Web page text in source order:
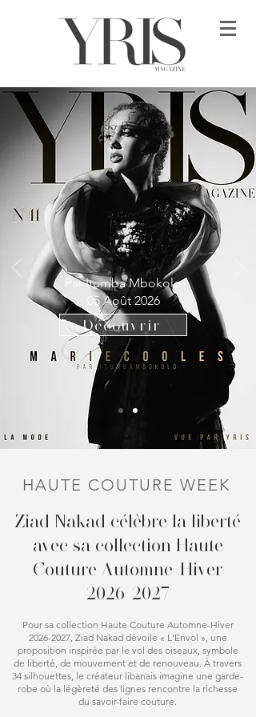
Par Itumba Mbokolo
05 Août 2026
Découvrir
HAUTE COUTURE WEEK
Ziad Nakad célèbre la liberté
avec sa collection Haute
Couture Automne-Hiver
2026-2027
Pour sa collection Haute Couture Automne-Hiver
2026-2027, Ziad Nakad dévoile « L'Envol », une
proposition inspirée par le vol des oiseaux, symbole
de liberté, de mouvement et de renouveau. À travers
34 silhouettes, le créateur libanais imagine une garde-
robe où la légèreté des lignes rencontre la richesse
du savoir-faire couture.